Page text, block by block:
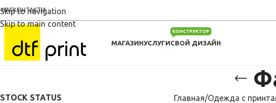
Skip to navigation
Skip to main content
НАСКОНТАКТИ
МАГАЗИНУСЛУГИСВОЙ ДИЗАЙН
КОНСТРУКТОР
STOCK STATUS Главная Одежда с